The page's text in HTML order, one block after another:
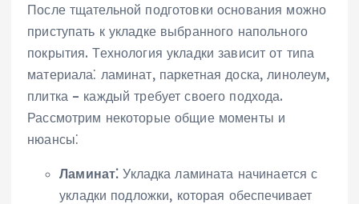
После тщательной подготовки основания можно
приступать к укладке выбранного напольного
покрытия. Технология укладки зависит от типа
материала⁚ ламинат, паркетная доска, линолеум,
плитка – каждый требует своего подхода.
Рассмотрим некоторые общие моменты и
нюансы⁚
Ламинат⁚ Укладка ламината начинается с
укладки подложки, которая обеспечивает